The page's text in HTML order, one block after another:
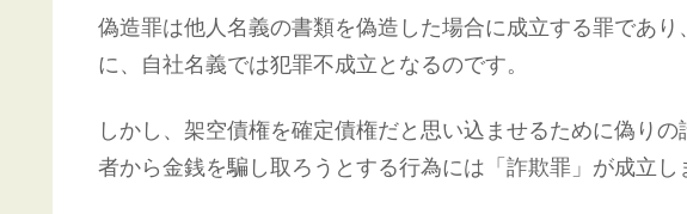
偽造罪は他人名義の書類を偽造した場合に成立する罪であ
に、自社名義では犯罪不成立となるのです。
しかし、架空債権を確定債権だと思い込ませるために偽り
者から金銭を騙し取ろうとする行為には「詐欺罪」が成立し